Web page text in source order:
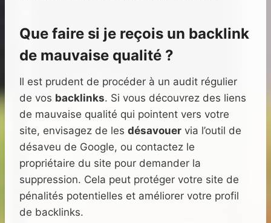
Que faire si je reçois un backlink
de mauvaise qualité ?
Il est prudent de procéder à un audit régulier
de vos backlinks. Si vous découvrez des liens
de mauvaise qualité qui pointent vers votre
site, envisagez de les désavouer via l’outil de
désaveu de Google, ou contactez le
propriétaire du site pour demander la
suppression. Cela peut protéger votre site de
pénalités potentielles et améliorer votre profil
de backlinks.